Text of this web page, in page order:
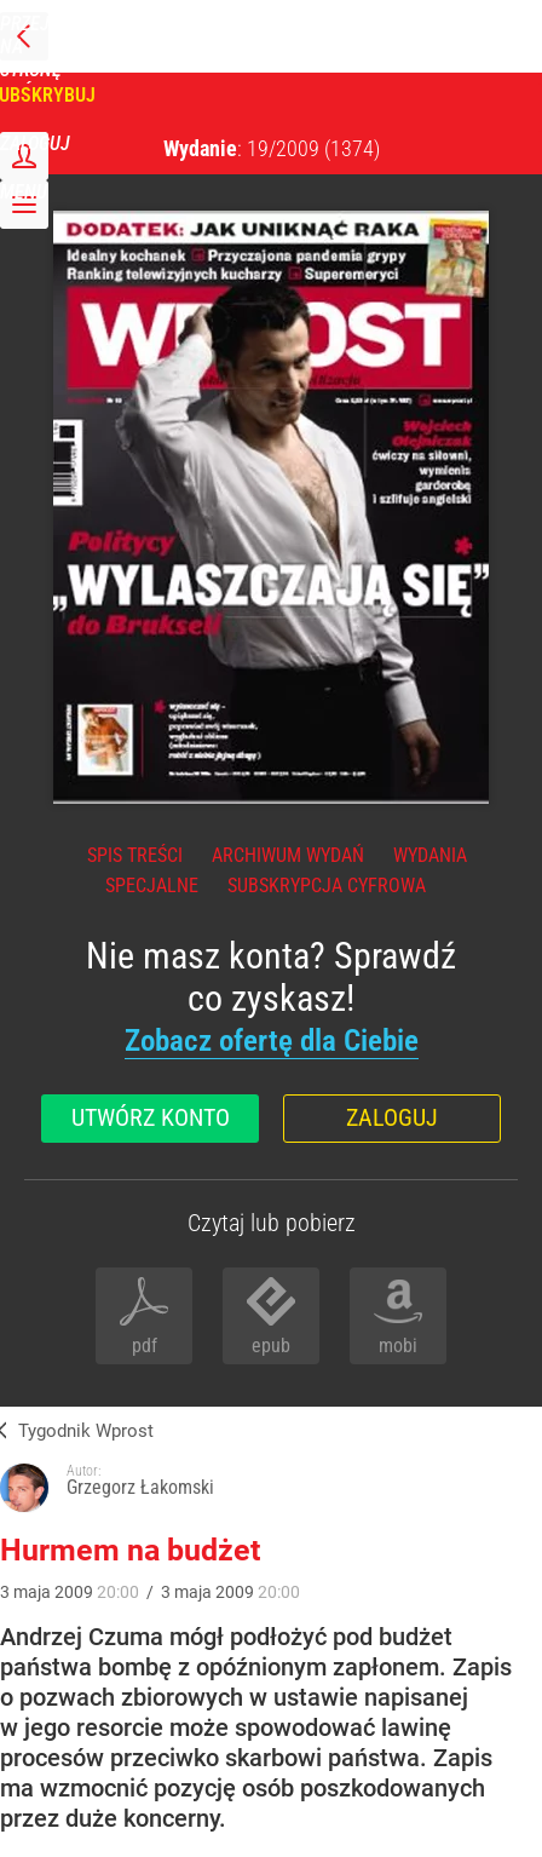
PRZEJDŹ
NA
STRONĘ
GŁÓWNĄ
ZALOGUJ
MENU
Wydanie: 19/2009 (1374)
SPIS TREŚCI ARCHIWUM WYDAŃ
WYDANIA
SPECJALNE
SUBSKRYPCJA CYFROWA
Nie masz konta? Sprawdź
co zyskasz!
Zobacz ofertę dla Ciebie
UTWÓRZ KONTO ZALOGUJ
Czytaj lub pobierz
pdf epub mobi
Tygodnik Wprost
Autor:
Grzegorz Łakomski
Hurmem na budżet
3 maja 2009 20:00 / 3 maja 2009 20:00
Andrzej Czuma mógł podłożyć pod budżet
państwa bombę z opóźnionym zapłonem. Zapis
o pozwach zbiorowych w ustawie napisanej
w jego resorcie może spowodować lawinę
procesów przeciwko skarbowi państwa. Zapis
ma wzmocnić pozycję osób poszkodowanych
przez duże koncerny.